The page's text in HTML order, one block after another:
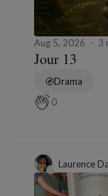
Aug 5, 2026 3
Jour 13
Drama
0
Laurence